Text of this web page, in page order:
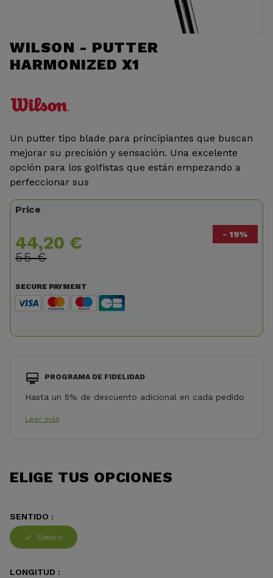
WILSON - PUTTER
HARMONIZED X1
Un putter tipo blade para principiantes que buscan
mejorar su precisión y sensación. Una excelente
opción para los golfistas que están empezando a
perfeccionar sus
Price
44,20 €
55 €
- 19%
SECURE PAYMENT
PROGRAMA DE FIDELIDAD
Hasta un 5% de descuento adicional en cada pedido
Leer más
ELIGE TUS OPCIONES
SENTIDO :
Diestro
LONGITUD :